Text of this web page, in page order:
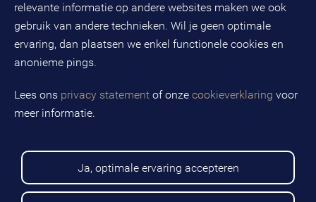
relevante informatie op andere websites maken we ook
gebruik van andere technieken. Wil je geen optimale
ervaring, dan plaatsen we enkel functionele cookies en
anonieme pings.
Lees ons privacy statement of onze cookieverklaring voor
meer informatie.
Ja, optimale ervaring accepteren
Volg ons op social media
BMC is een geregistreerd handelsmerk van BMC groep B.V.
Copyright © 2026 BMC
Disclaimer Sitemap